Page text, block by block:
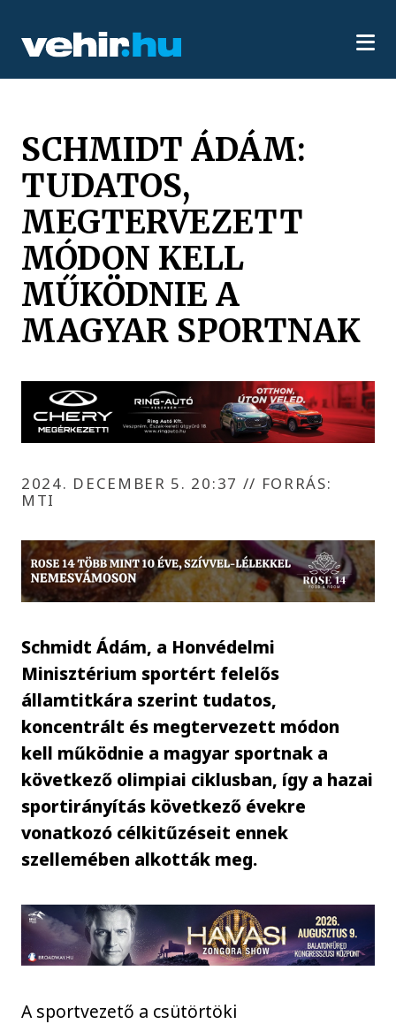
SCHMIDT ÁDÁM:
TUDATOS,
MEGTERVEZETT
MÓDON KELL
MŰKÖDNIE A
MAGYAR SPORTNAK
2024. DECEMBER 5. 20:37 // FORRÁS:
MTI
Schmidt Ádám, a Honvédelmi
Minisztérium sportért felelős
államtitkára szerint tudatos,
koncentrált és megtervezett módon
kell működnie a magyar sportnak a
következő olimpiai ciklusban, így a hazai
sportirányítás következő évekre
vonatkozó célkitűzéseit ennek
szellemében alkották meg.
A sportvezető a csütörtöki